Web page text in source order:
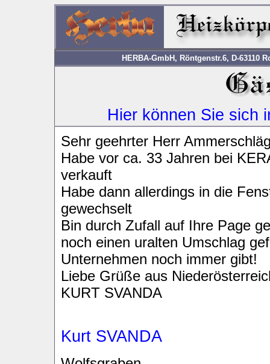
HERBA-GmbH, Röntgenstr.6, D-63110
Hier können Sie sich
Sehr geehrter Herr
Habe vor ca. 33 Jahren bei
verkauft
Habe dann allerdings in die
gewechselt
Bin durch Zufall auf Ihre Page
noch einen uralten Umschlag
Unternehmen noch immer gibt!
Liebe Grüße aus
KURT SVANDA
Kurt SVANDA